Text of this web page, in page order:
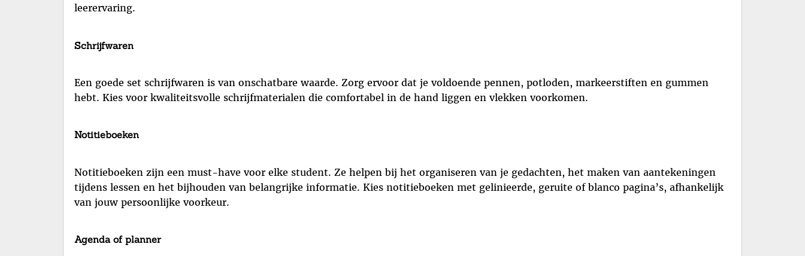
leerervaring.
Schrijfwaren
Een goede set schrijfwaren is van onschatbare waarde. Zorg ervoor dat je voldoende pennen, potloden, markeerstiften en gummen
hebt. Kies voor kwaliteitsvolle schrijfmaterialen die comfortabel in de hand liggen en vlekken voorkomen.
Notitieboeken
Notitieboeken zijn een must-have voor elke student. Ze helpen bij het organiseren van je gedachten, het maken van aantekeningen
tijdens lessen en het bijhouden van belangrijke informatie. Kies notitieboeken met gelinieerde, geruite of blanco pagina’s, afhankelijk
van jouw persoonlijke voorkeur.
Agenda of planner